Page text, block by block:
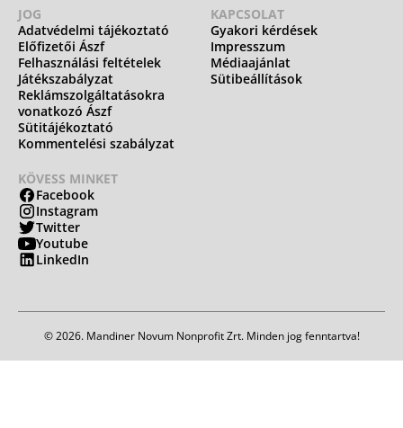
JOG
Adatvédelmi tájékoztató
Előfizetői Ászf
Felhasználási feltételek
Játékszabályzat
Reklámszolgáltatásokra
vonatkozó Ászf
Sütitájékoztató
Kommentelési szabályzat
KAPCSOLAT
Gyakori kérdések
Impresszum
Médiaajánlat
Sütibeállítások
KÖVESS MINKET
Facebook
Instagram
Twitter
Youtube
LinkedIn
© 2026. Mandiner Novum Nonprofit Zrt. Minden jog fenntartva!